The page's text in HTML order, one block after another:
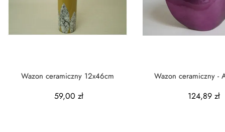
Wazon ceramiczny 12x46cm
59,00 zł
Wazon ceramiczny -
124,89 zł